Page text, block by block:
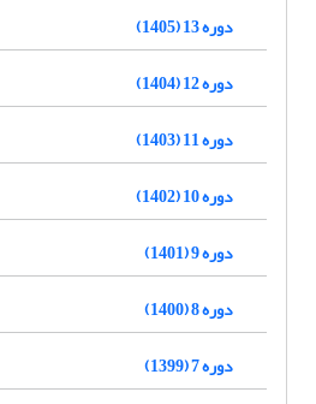
دوره 13 (1405)
دوره 12 (1404)
دوره 11 (1403)
دوره 10 (1402)
دوره 9 (1401)
دوره 8 (1400)
دوره 7 (1399)